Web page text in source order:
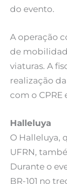
do evento.
A operação
de
viaturas. A
realização
com o CPRE
Halleluya
O Halleluya,
UFRN,
Durante o
BR-101 no